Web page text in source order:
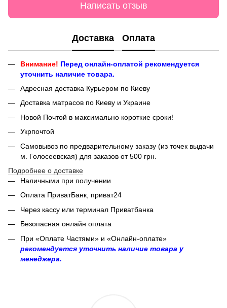
Написать отзыв
Доставка Оплата
Внимание! Перед онлайн-оплатой рекомендуется
уточнить наличие товара.
Адресная доставка Курьером по Киеву
Доставка матрасов по Киеву и Украине
Новой Почтой в максимально короткие сроки!
Укрпочтой
Самовывоз по предварительному заказу (из точек выдачи
м. Голосеевская) для заказов от 500 грн.
Подробнее о доставке
Наличными при получении
Оплата ПриватБанк, приват24
Через кассу или терминал Приватбанка
Безопасная онлайн оплата
При «Оплате Частями» и «Онлайн-оплате»
рекомендуется уточнить наличие товара у
менеджера.